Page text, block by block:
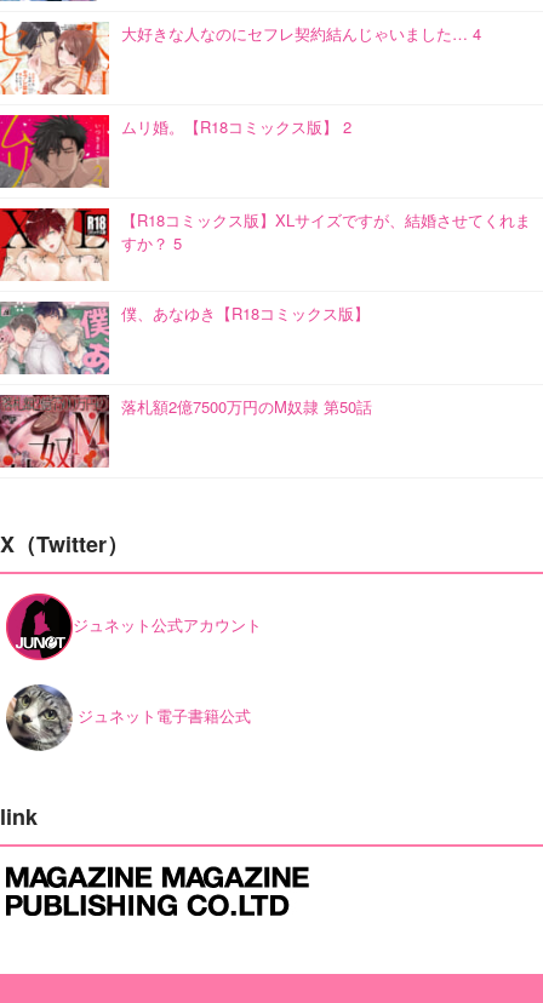
大好きな人なのにセフレ契約結んじゃいました… 4
ムリ婚。【R18コミックス版】 2
【R18コミックス版】XLサイズですが、結婚させてくれま
すか？ 5
僕、あなゆき【R18コミックス版】
落札額2億7500万円のM奴隷 第50話
X（Twitter）
ジュネット公式アカウント
ジュネット電子書籍公式
link